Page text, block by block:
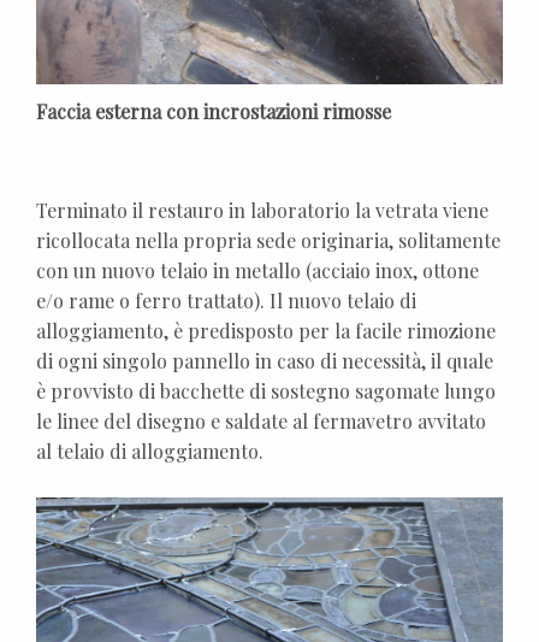
Faccia esterna con incrostazioni rimosse
Terminato il restauro in laboratorio la vetrata viene
ricollocata nella propria sede originaria, solitamente
con un nuovo telaio in metallo (acciaio inox, ottone
e/o rame o ferro trattato). Il nuovo telaio di
alloggiamento, è predisposto per la facile rimozione
di ogni singolo pannello in caso di necessità, il quale
è provvisto di bacchette di sostegno sagomate lungo
le linee del disegno e saldate al fermavetro avvitato
al telaio di alloggiamento.